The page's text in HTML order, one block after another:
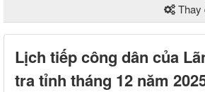
Thay
Lịch tiếp công dân của
tra tỉnh tháng 12 năm